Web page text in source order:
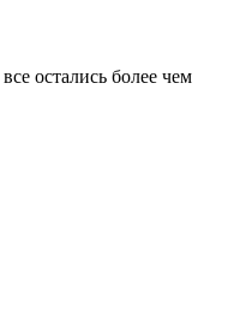
остались более чем